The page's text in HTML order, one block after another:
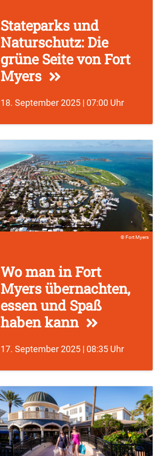
Stateparks und
Naturschutz: Die
grüne Seite von Fort
Myers
18. September 2025 | 07:00 Uhr
Fort Myers
Wo man in Fort
Myers übernachten,
essen und Spaß
haben kann
17. September 2025 | 08:35 Uhr